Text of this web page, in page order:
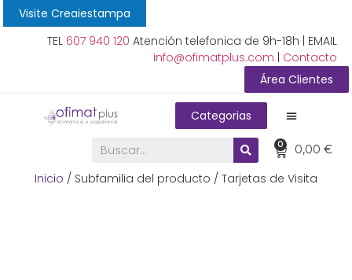
Visite Creaiestampa
TEL 607 940 120 Atención telefonica de 9h-18h | EMAIL
info@ofimatplus.com
Contacto
Área Clientes
Categorias
0,00€
0
Inicio / Subfamilia del producto / Tarjetas de Visita